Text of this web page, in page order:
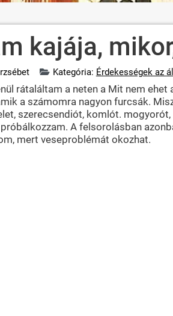
kajája,
Kategória: Érdekességek az
rátaláltam a neten a Mit nem
a számomra nagyon furcsák.
szerecsendiót, komlót.
A felsorolásban
mert veseproblémát okozhat.